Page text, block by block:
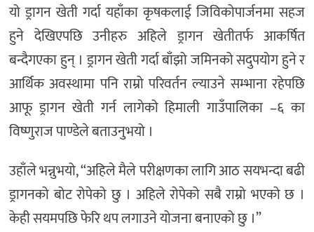
यो ड्रागन खेती गर्दा यहाँका कृषकलाई जिविकोपार्जनमा सहज
हुने देखिएपछि उनीहरु अहिले ड्रागन खेतीतर्फ आकर्षित
बन्दैगएका हुन् । ड्रागन खेती गर्दा बाँझो जमिनको सदुपयोग हुने र
आर्थिक अवस्थामा पनि राम्रो परिवर्तन ल्याउने सम्भाना रहेपछि
आफू ड्रागन खेती गर्न लागेको हिमाली गाउँपालिका –६ का
विष्णुराज पाण्डेले बताउनुभयो ।
उहाँले भन्नुभयो, “अहिले मैले परीक्षणका लागि आठ सयभन्दा बढी
ड्रागनको बोट रोपेको छु । अहिले रोपेको सबै राम्रो भएको छ ।
केही सयमपछि फेरि थप लगाउने योजना बनाएको छु ।”